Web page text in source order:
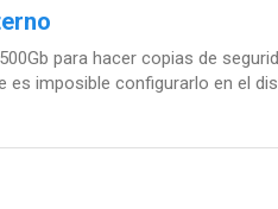
para hacer copias de
es imposible configurarlo en el